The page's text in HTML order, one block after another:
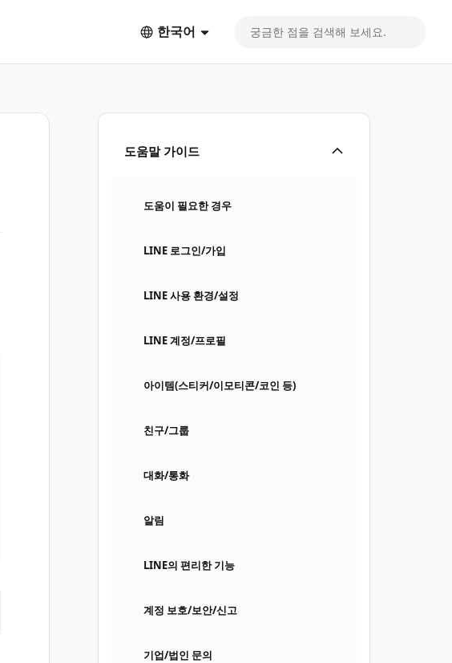
한국어
도움말 가이드
도움이 필요한 경우
LINE 로그인/가입
LINE 사용 환경/설정
LINE 계정/프로필
아이템(스티커/이모티콘/코인 등)
친구/그룹
대화/통화
알림
LINE의 편리한 기능
계정 보호/보안/신고
기업/법인 문의